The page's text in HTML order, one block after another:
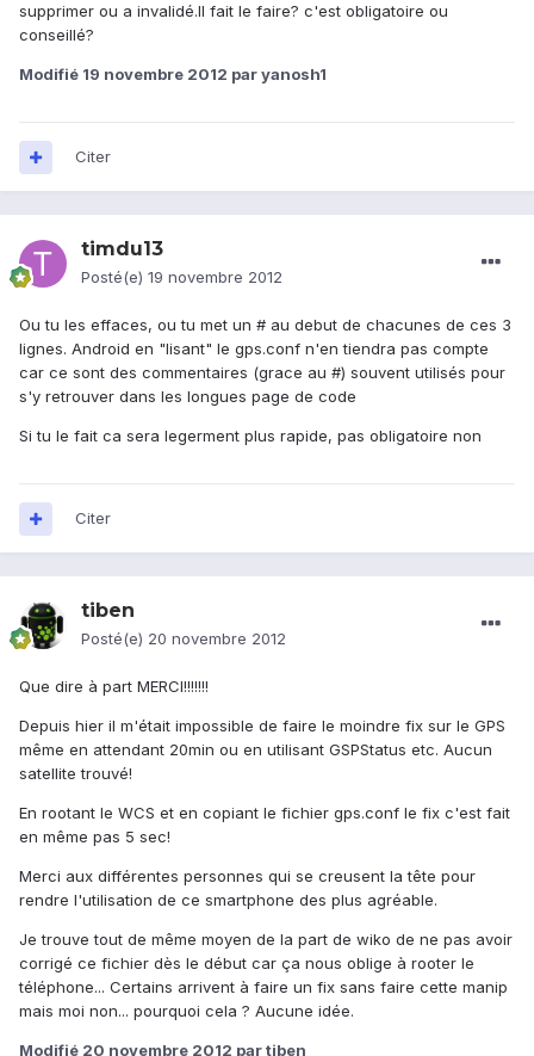
supprimer ou a invalidé.Il fait le faire? c'est obligatoire ou
conseillé?
Modifié 19 novembre 2012 par yanosh1
Citer
timdu13
Posté(e) 19 novembre 2012
Ou tu les effaces, ou tu met un # au debut de chacunes de ces 3
lignes. Android en "lisant" le gps.conf n'en tiendra pas compte
car ce sont des commentaires (grace au #) souvent utilisés pour
s'y retrouver dans les longues page de code
Si tu le fait ca sera legerment plus rapide, pas obligatoire non
Citer
tiben
Posté(e) 20 novembre 2012
Que dire à part MERCI!!!!!!!
Depuis hier il m'était impossible de faire le moindre fix sur le GPS
même en attendant 20min ou en utilisant GSPStatus etc. Aucun
satellite trouvé!
En rootant le WCS et en copiant le fichier gps.conf le fix c'est fait
en même pas 5 sec!
Merci aux différentes personnes qui se creusent la tête pour
rendre l'utilisation de ce smartphone des plus agréable.
Je trouve tout de même moyen de la part de wiko de ne pas avoir
corrigé ce fichier dès le début car ça nous oblige à rooter le
téléphone... Certains arrivent à faire un fix sans faire cette manip
mais moi non... pourquoi cela ? Aucune idée.
Modifié 20 novembre 2012 par tiben